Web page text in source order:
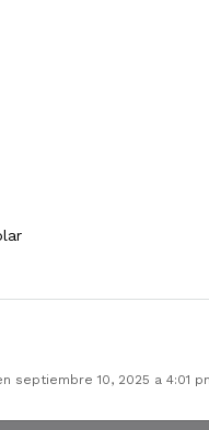
septiembre 10, 2025 a 4:01